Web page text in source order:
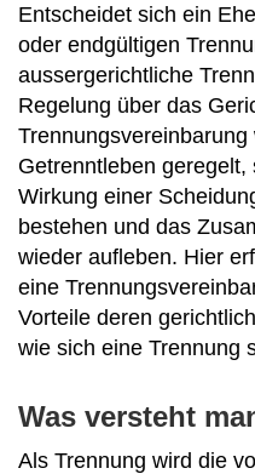
Entscheidet sich ein
oder endgültigen
aussergerichtliche
Regelung über das
Getrenntleben
Wirkung einer
bestehen und das
wieder aufleben. Hier
eine
Vorteile deren
wie sich eine Trennung
Was versteht
Als Trennung wird die